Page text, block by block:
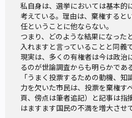
私自身は、選挙においては基本的
考えている。理由は、棄権すると
任ということに他ならない。
つまり、どのような結果になった
入れますと言っていることと同義
現実は、多くの有権者は今は政治
るのが世論調査からも明らかである
「うまく投票するための動機、
力を欠いた市民は、投票を棄権す
頁、傍点は筆者追記）と記事は指
はますます国民の不満を増大させ